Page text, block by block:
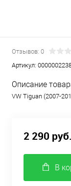
Отзывов: 0
Артикул:
Описание
VW Tiguan (2007-
2 290 руб.
В